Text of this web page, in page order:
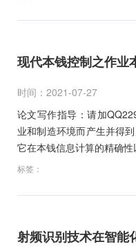
现代本钱控制之作业
时间：2021-07-27
论文写作指导：请加
业和制造环境而产生并得
它在本钱信息计算的精确
标签：
射频识别技术在智能